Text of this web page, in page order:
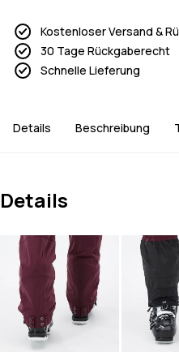
Kostenloser Versand &
30 Tage Rückgaberecht
Schnelle Lieferung
Details Beschreibung
Details